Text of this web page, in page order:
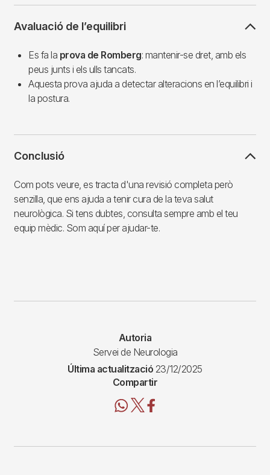
Avaluació de l’equilibri
Es fa la prova de Romberg: mantenir-se dret, amb els
peus junts i els ulls tancats.
Aquesta prova ajuda a detectar alteracions en l’equilibri i
la postura.
Conclusió
Com pots veure, es tracta d'una revisió completa però
senzilla, que ens ajuda a tenir cura de la teva salut
neurològica. Si tens dubtes, consulta sempre amb el teu
equip mèdic. Som aquí per ajudar-te.
Autoria
Servei de Neurologia
Última actualització 23/12/2025
Compartir